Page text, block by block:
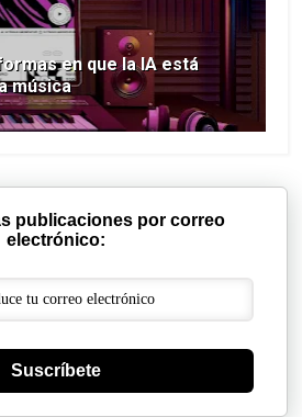
en que la IA está
música
publicaciones por correo
electrónico:
Suscríbete